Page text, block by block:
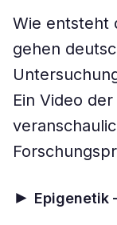
Wie entsteht
gehen
Ein Video
► Epigenetik